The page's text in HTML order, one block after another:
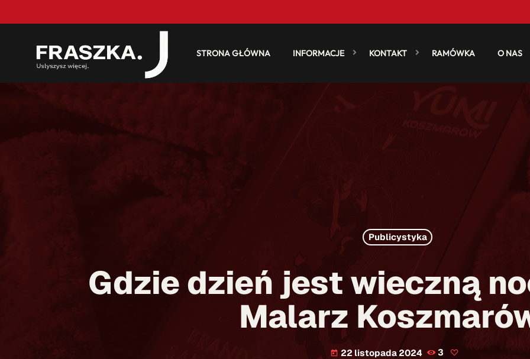
STRONA GŁÓWNA INFORMACJE KONTAKT RAMÓWKA O NAS
Publicystyka
Gdzie dzień jest wieczną
Malarz
today 22 listopada 2024 3